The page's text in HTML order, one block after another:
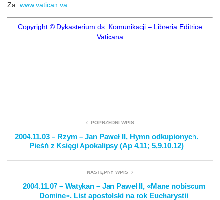
Za: www.vatican.va
Copyright © Dykasterium ds. Komunikacji – Libreria Editrice
Vaticana
POPRZEDNI WPIS
2004.11.03 – Rzym – Jan Paweł II, Hymn odkupionych.
Pieśń z Księgi Apokalipsy (Ap 4,11; 5,9.10.12)
NASTĘPNY WPIS
2004.11.07 – Watykan – Jan Paweł II, «Mane nobiscum
Domine». List apostolski na rok Eucharystii